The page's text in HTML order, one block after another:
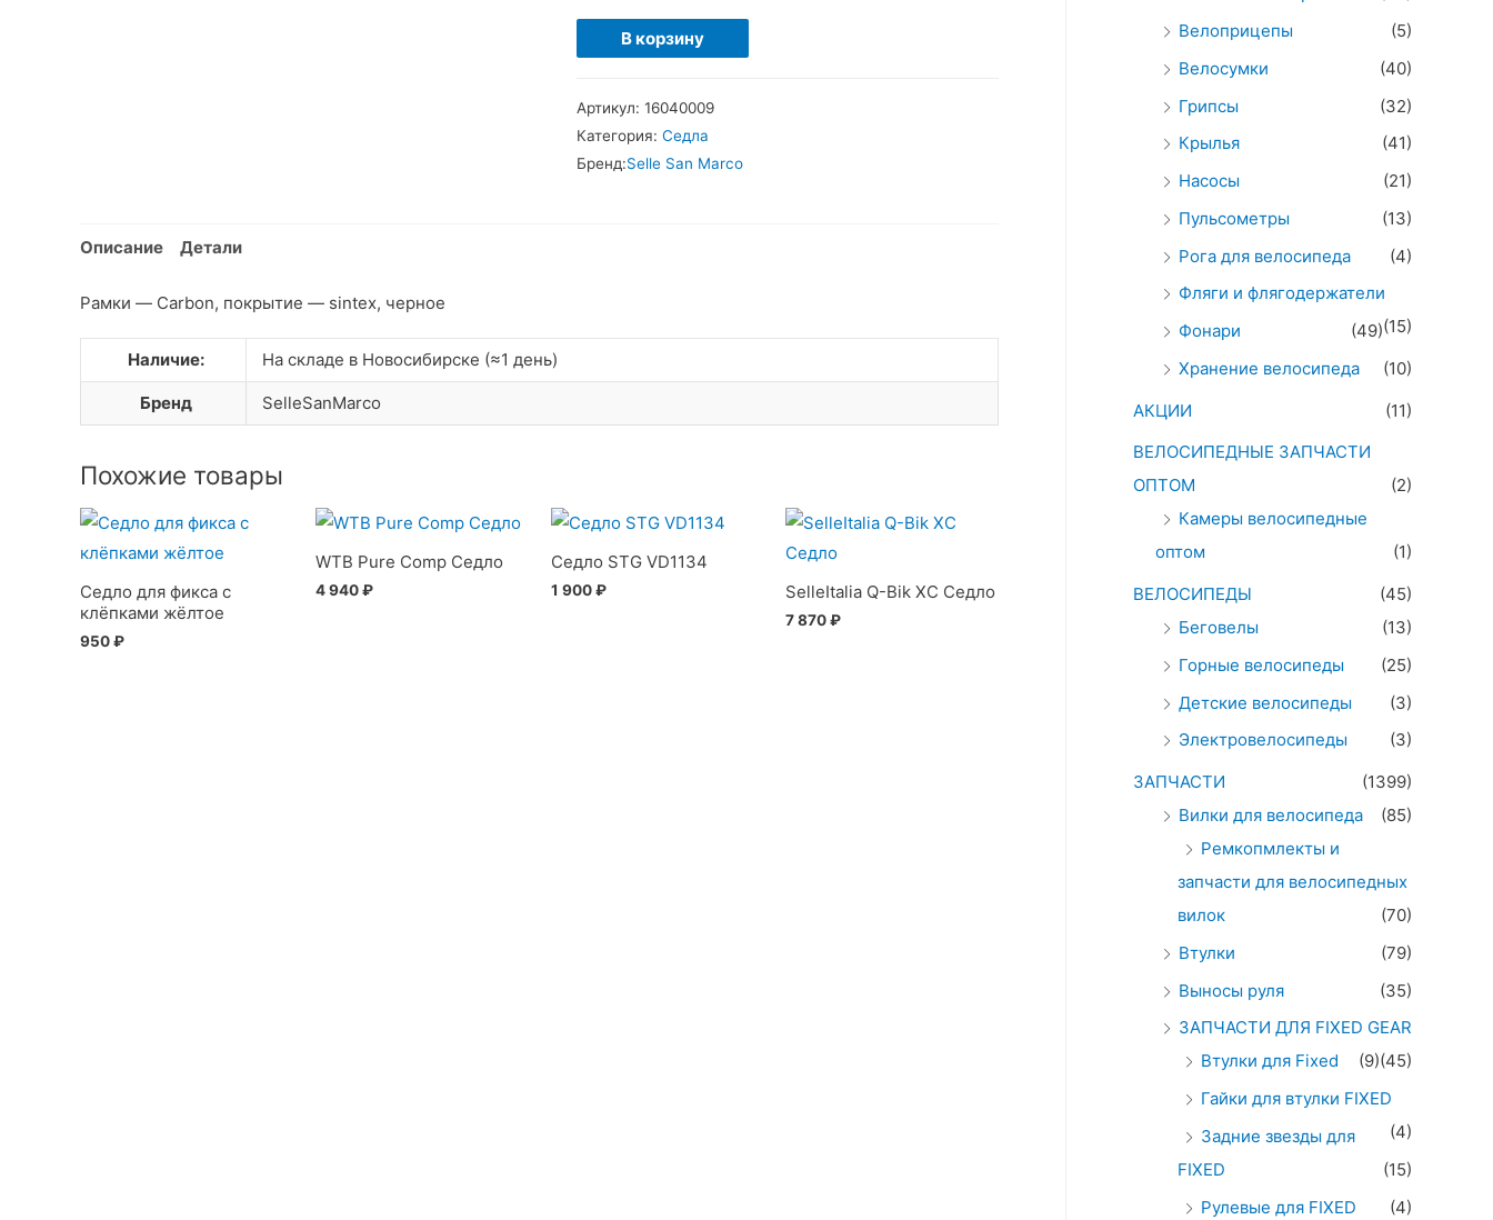
Количество
товара
Ponza
Седло
В корзину
Артикул: 16040009
Категория: Седла
Бренд:Selle San Marco
Описание Детали
Рамки — Carbon, покрытие — sintex, черное
Наличие: На складе в Новосибирске (≈1 день)
Бренд SelleSanMarco
Похожие товары
Седло для фикса с
клёпками жёлтое
950₽
WTB Pure Comp Седло
4 940₽
Седло STG VD1134
1 900₽ SelleItalia Q-Bik XC Седло
7 870₽
Велоприцепы
(5)
Велосумки
(40)
Грипсы
(32)
Крылья
(41)
Насосы
(21)
Пульсометры
(13)
Рога для велосипеда
(4)
Фляги и флягодержатели
(15)
Фонари
(49)
Хранение велосипеда
(10)
АКЦИИ
(11)
ВЕЛОСИПЕДНЫЕ ЗАПЧАСТИ
ОПТОМ
(2)
Камеры велосипедные
оптом
(1)
ВЕЛОСИПЕДЫ
(45)
Беговелы
(13)
Горные велосипеды
(25)
Детские велосипеды
(3)
Электровелосипеды
(3)
ЗАПЧАСТИ
(1399)
Вилки для велосипеда
(85)
Ремкопмлекты и
запчасти для велосипедных
вилок
(70)
Втулки
(79)
Выносы руля
(35)
ЗАПЧАСТИ ДЛЯ FIXED GEAR
(45)
Втулки для Fixed
(9)
Гайки для втулки FIXED
(4)
Задние звезды для
FIXED
(15)
Рулевые для FIXED
(4)